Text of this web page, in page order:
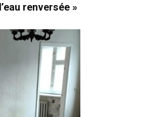
renversée »